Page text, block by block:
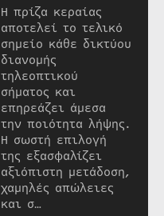
Η πρίζα κεραίας
αποτελεί το τελικό
σημείο κάθε δικτύου
διανομής
τηλεοπτικού
σήματος και
επηρεάζει άμεσα
την ποιότητα λήψης.
Η σωστή επιλογή
της εξασφαλίζει
αξιόπιστη μετάδοση,
χαμηλές απώλειες
και σ…